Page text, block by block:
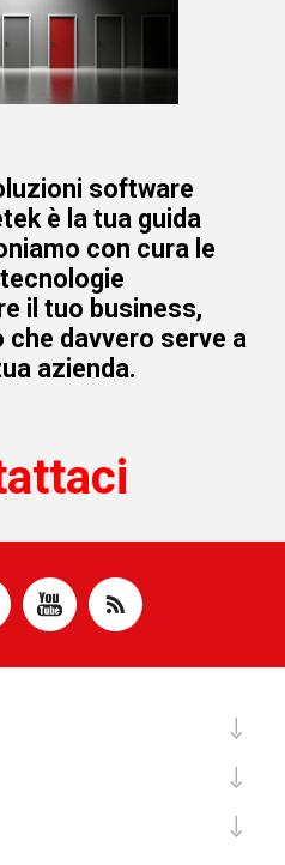
software
è la tua guida
con cura le
il tuo business,
davvero serve a
azienda.